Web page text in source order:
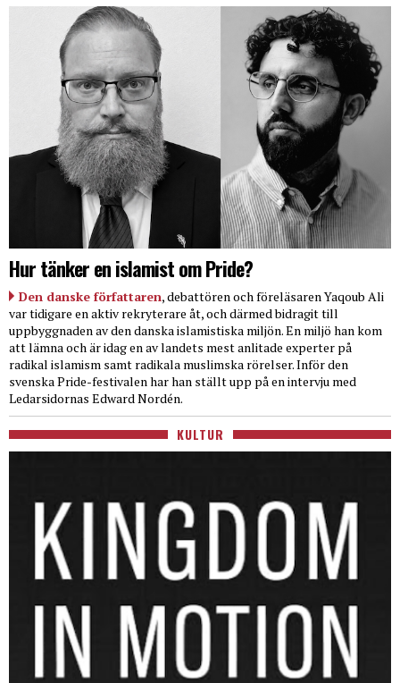
Hur tänker en islamist om Pride?
Den danske författaren, debattören och föreläsaren Yaqoub Ali
var tidigare en aktiv rekryterare åt, och därmed bidragit till
uppbyggnaden av den danska islamistiska miljön. En miljö han kom
att lämna och är idag en av landets mest anlitade experter på
radikal islamism samt radikala muslimska rörelser. Inför den
svenska Pride-festivalen har han ställt upp på en intervju med
Ledarsidornas Edward Nordén.
KULTUR